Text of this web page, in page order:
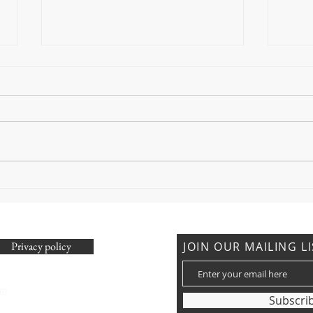
Plattform, die sich auf den Verkauf
JOIN OUR MAILING
Privacy policy